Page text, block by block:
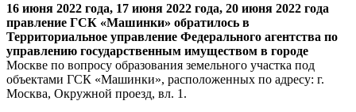
16 июня 2022 года, 17 июня 2022 года, 20 июня 2022 года
правление ГСК «Машинки» обратилось в
Территориальное управление Федерального агентства по
управлению государственным имуществом в городе
Москве по вопросу образования земельного участка под
объектами ГСК «Машинки», расположенных по адресу: г.
Москва, Окружной проезд, вл. 1.